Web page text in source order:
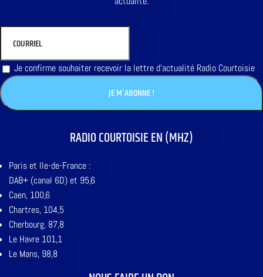
Je confirme souhaiter recevoir la lettre d'actualité Radio Courtoisie
RADIO COURTOISIE EN (MHZ)
Paris et Ile-de-France :
DAB+ (canal 6D) et 95,6
Caen, 100,6
Chartres, 104,5
Cherbourg, 87,8
Le Havre 101,1
Le Mans, 98,8